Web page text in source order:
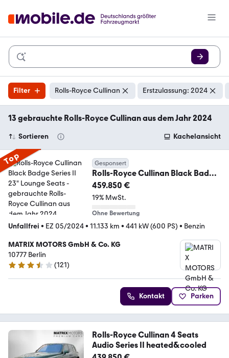
Filter Rolls-Royce Cullinan Erstzulassung: 2024
13 gebrauchte Rolls-Royce Cullinan aus dem Jahr 2024
Sortieren Kachelansicht
Top Gesponsert
Rolls-Royce Cullinan Black Badge
Series II 23" Lounge Seats
459.850 €
19% MwSt.
Ohne Bewertung
Unfallfrei • EZ 05/2024• 11.133 km • 441 kW (600 PS) • Benzin
MATRIX MOTORS GmbH & Co. KG
10777 Berlin
3.3 Sterne
(121)
Kontakt Parken
Rolls-Royce Cullinan 4 Seats
Audio Series II heated&cooled